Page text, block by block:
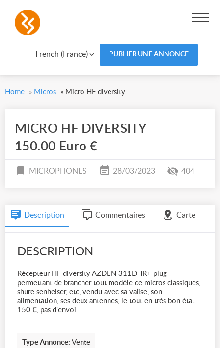
French (France) PUBLIER UNE ANNONCE
Home » Micros » Micro HF diversity
MICRO HF DIVERSITY
150.00 Euro €
MICROPHONES 28/03/2023 404
Description Commentaires Carte
DESCRIPTION
Récepteur HF diversity AZDEN 311DHR+ plug
permettant de brancher tout modèle de micros classiques,
shure senheiser, etc, vendu avec sa valise, son
alimentation, ses deux antennes, le tout en très bon état
150 €, pas d'envoi.
Type Annonce: Vente